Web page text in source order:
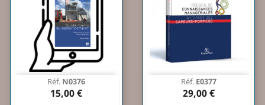
Réf. N0376
15,00 €
Réf. E0377
29,00 €